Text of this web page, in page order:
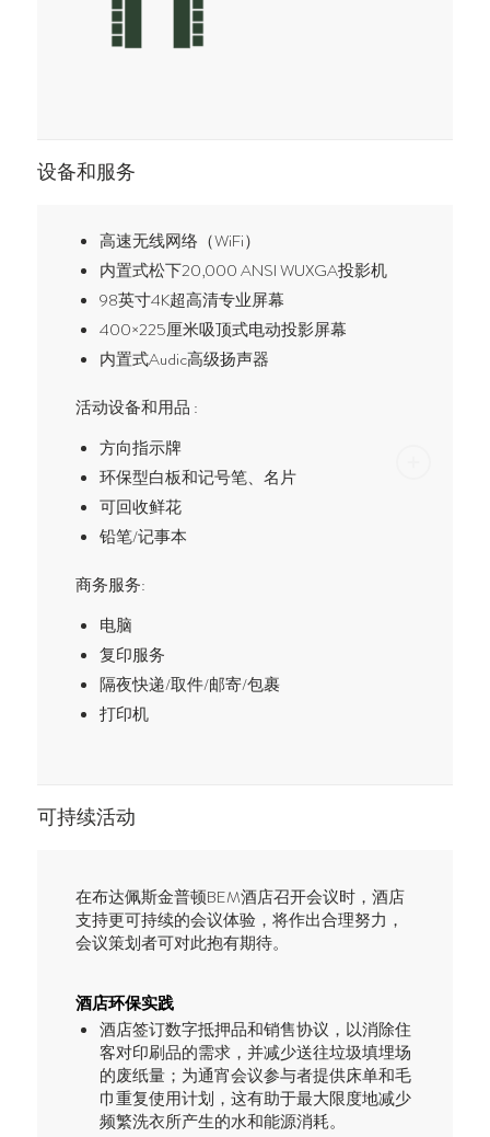
设备和服务
高速无线网络（WiFi）
内置式松下20,000 ANSI WUXGA投影机
98英寸4K超高清专业屏幕
400×225厘米吸顶式电动投影屏幕
内置式Audic高级扬声器
活动设备和用品 :
方向指示牌
环保型白板和记号笔、名片
可回收鲜花
铅笔/记事本
商务服务:
电脑
复印服务
隔夜快递/取件/邮寄/包裹
打印机
可持续活动
在布达佩斯金普顿BEM酒店召开会议时，酒店
支持更可持续的会议体验，将作出合理努力，
会议策划者可对此抱有期待。
酒店环保实践
酒店签订数字抵押品和销售协议，以消除住
客对印刷品的需求，并减少送往垃圾填埋场
的废纸量；为通宵会议参与者提供床单和毛
巾重复使用计划，这有助于最大限度地减少
频繁洗衣所产生的水和能源消耗。